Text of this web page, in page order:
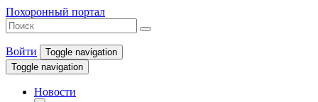
Похоронный портал
Войти
Toggle navigation
Toggle navigation
Новости